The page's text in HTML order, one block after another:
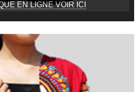
EN LIGNE VOIR ICI